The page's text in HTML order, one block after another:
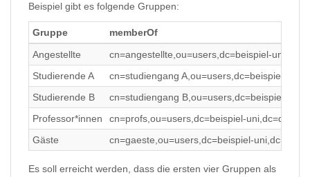
Beispiel gibt es folgende Gruppen:
Gruppe
memberOf
Angestellte
cn=angestellte,ou=users,dc=beispiel-
Studierende A
cn=studiengang A,ou=users,dc=beispiel-
Studierende B
cn=studiengang B,ou=users,dc=beispiel-
Professor*innen
cn=profs,ou=users,dc=beispiel-uni,dc=de
Gäste
cn=gaeste,ou=users,dc=beispiel-uni,dc=de
Es soll erreicht werden, dass die ersten vier Gruppen als